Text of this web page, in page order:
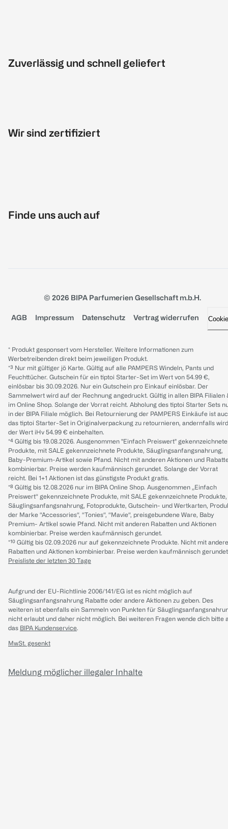
Zuverlässig und schnell geliefert
Wir sind zertifiziert
Finde uns auch auf
© 2026 BIPA Parfumerien Gesellschaft m.b.H.
AGB Impressum Datenschutz Vertrag widerrufen
* Produkt gesponsert vom Hersteller. Weitere Informationen zum
Werbetreibenden direkt beim jeweiligen Produkt.
*³ Nur mit gültiger jö Karte. Gültig auf alle PAMPERS Windeln, Pants und
Feuchttücher. Gutschein für ein tiptoi Starter-Set im Wert von 54.99 €,
einlösbar bis 30.09.2026. Nur ein Gutschein pro Einkauf einlösbar. Der
Sammelwert wird auf der Rechnung angedruckt. Gültig in allen BIPA Filialen
im Online Shop. Solange der Vorrat reicht. Abholung des tiptoi Starter Sets
in der BIPA Filiale möglich. Bei Retournierung der PAMPERS Einkäufe ist
das tiptoi Starter-Set in Originalverpackung zu retournieren, andernfalls wird
der Wert iHv 54.99 € einbehalten.
*⁴ Gültig bis 19.08.2026. Ausgenommen "Einfach Preiswert" gekennzeichnete
Produkte, mit SALE gekennzeichnete Produkte, Säuglingsanfangsnahrung,
Baby-Premium-Artikel sowie Pfand. Nicht mit anderen Aktionen und
kombinierbar. Preise werden kaufmännisch gerundet. Solange der Vorrat
reicht. Bei 1+1 Aktionen ist das günstigste Produkt gratis.
*⁸ Gültig bis 12.08.2026 nur im BIPA Online Shop. Ausgenommen „Einfach
Preiswert“ gekennzeichnete Produkte, mit SALE gekennzeichnete Produkte,
Säuglingsanfangsnahrung, Fotoprodukte, Gutschein- und Wertkarten,
der Marke “Accessories“, “Tonies“, “Mavie“, preisgebundene Ware, Baby
Premium- Artikel sowie Pfand. Nicht mit anderen Rabatten und Aktionen
kombinierbar. Preise werden kaufmännisch gerundet.
*¹⁰ Gültig bis 02.09.2026 nur auf gekennzeichnete Produkte. Nicht mit
Rabatten und Aktionen kombinierbar. Preise werden kaufmännisch
Preisliste der letzten 30 Tage
Aufgrund der EU-Richtlinie 2006/141/EG ist es nicht möglich auf
Säuglingsanfangsnahrung Rabatte oder andere Aktionen zu geben. Des
weiteren ist ebenfalls ein Sammeln von Punkten für
nicht erlaubt und daher nicht möglich. Bei weiteren Fragen wende dich bitte
das BIPA Kundenservice.
MwSt. gesenkt
Meldung möglicher illegaler Inhalte